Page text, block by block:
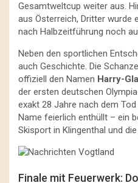
Gesamtweltcup weiter aus.
aus Österreich, Dritter wurde
nach Halbzeitführung noch
Neben den sportlichen
auch Geschichte. Die
offiziell den Namen Harry-
der ersten deutschen
exakt 28 Jahre nach dem
Name feierlich enthüllt – ein
Skisport in Klingenthal und
Finale mit Feuerwerk: